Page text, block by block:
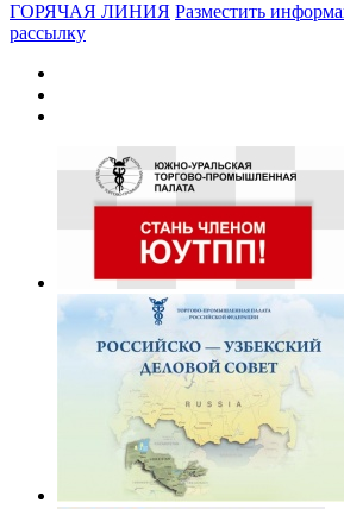
ГОРЯЧАЯ ЛИНИЯ Разместить
рассылку